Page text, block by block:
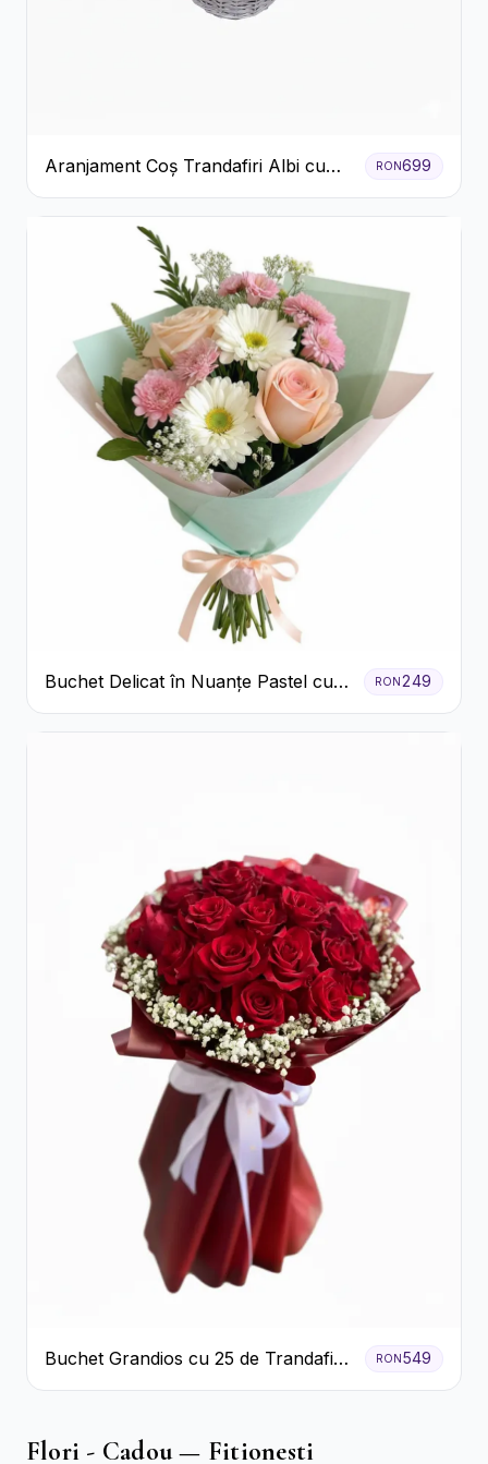
Aranjament Coș Trandafiri Albi cu
Accent Roșu
RON699
Buchet Delicat în Nuanțe Pastel cu
Trandafiri și Crizanteme Roz
RON249
Buchet Grandios cu 25 de Trandafiri
Roșii
RON549
Flori - Cadou — Fitionesti